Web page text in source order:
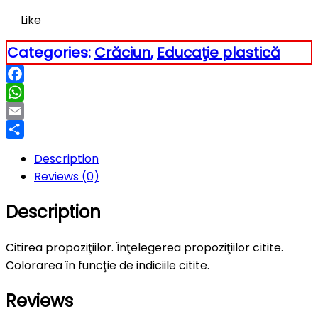
Like
Categories: Crăciun, Educaţie plastică
Facebook
WhatsApp
Email
Description
Reviews (0)
Description
Citirea propoziţiilor. Înţelegerea propoziţiilor citite.
Colorarea în funcţie de indiciile citite.
Reviews